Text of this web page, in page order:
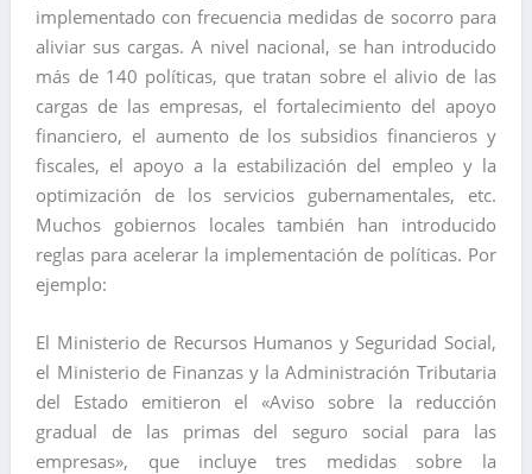
implementado con frecuencia medidas de socorro para
aliviar sus cargas. A nivel nacional, se han introducido
más de 140 políticas, que tratan sobre el alivio de las
cargas de las empresas, el fortalecimiento del apoyo
financiero, el aumento de los subsidios financieros y
fiscales, el apoyo a la estabilización del empleo y la
optimización de los servicios gubernamentales, etc.
Muchos gobiernos locales también han introducido
reglas para acelerar la implementación de políticas. Por
ejemplo:
El Ministerio de Recursos Humanos y Seguridad Social,
el Ministerio de Finanzas y la Administración Tributaria
del Estado emitieron el «Aviso sobre la reducción
gradual de las primas del seguro social para las
empresas», que incluye tres medidas sobre la